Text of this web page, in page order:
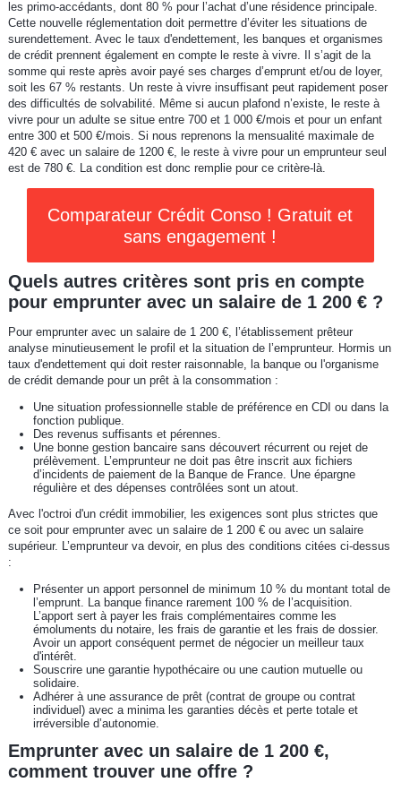
les primo-accédants, dont 80 % pour l’achat d’une résidence principale.
Cette nouvelle réglementation doit permettre d’éviter les situations de
surendettement. Avec le taux d'endettement, les banques et organismes
de crédit prennent également en compte le reste à vivre. Il s’agit de la
somme qui reste après avoir payé ses charges d’emprunt et/ou de loyer,
soit les 67 % restants. Un reste à vivre insuffisant peut rapidement poser
des difficultés de solvabilité. Même si aucun plafond n’existe, le reste à
vivre pour un adulte se situe entre 700 et 1 000 €/mois et pour un enfant
entre 300 et 500 €/mois. Si nous reprenons la mensualité maximale de
420 € avec un salaire de 1200 €, le reste à vivre pour un emprunteur seul
est de 780 €. La condition est donc remplie pour ce critère-là.
Comparateur Crédit Conso ! Gratuit et
sans engagement !
Quels autres critères sont pris en compte
pour emprunter avec un salaire de 1 200 € ?
Pour emprunter avec un salaire de 1 200 €, l’établissement prêteur
analyse minutieusement le profil et la situation de l’emprunteur. Hormis un
taux d'endettement qui doit rester raisonnable, la banque ou l'organisme
de crédit demande pour un prêt à la consommation :
Une situation professionnelle stable de préférence en CDI ou dans la
fonction publique.
Des revenus suffisants et pérennes.
Une bonne gestion bancaire sans découvert récurrent ou rejet de
prélèvement. L’emprunteur ne doit pas être inscrit aux fichiers
d’incidents de paiement de la Banque de France. Une épargne
régulière et des dépenses contrôlées sont un atout.
Avec l'octroi d'un crédit immobilier, les exigences sont plus strictes que
ce soit pour emprunter avec un salaire de 1 200 € ou avec un salaire
supérieur. L’emprunteur va devoir, en plus des conditions citées ci-dessus
:
Présenter un apport personnel de minimum 10 % du montant total de
l’emprunt. La banque finance rarement 100 % de l’acquisition.
L’apport sert à payer les frais complémentaires comme les
émoluments du notaire, les frais de garantie et les frais de dossier.
Avoir un apport conséquent permet de négocier un meilleur taux
d'intérêt.
Souscrire une garantie hypothécaire ou une caution mutuelle ou
solidaire.
Adhérer à une assurance de prêt (contrat de groupe ou contrat
individuel) avec a minima les garanties décès et perte totale et
irréversible d’autonomie.
Emprunter avec un salaire de 1 200 €,
comment trouver une offre ?